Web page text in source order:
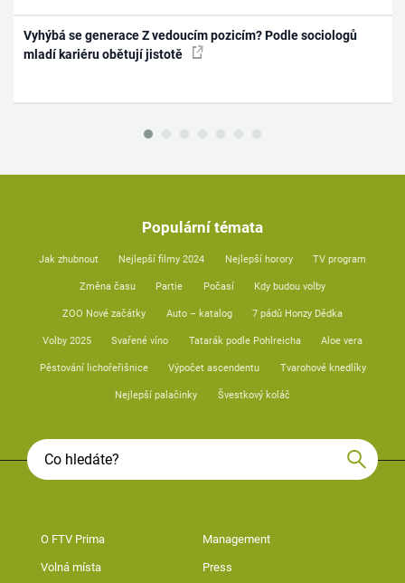
Vyhýbá se generace Z vedoucím pozicím? Podle sociologů
mladí kariéru obětují jistotě
Populární témata
Jak zhubnout Nejlepší filmy 2024 Nejlepší horory TV program
Změna času Partie Počasí Kdy budou volby
ZOO Nové začátky Auto – katalog 7 pádů Honzy Dědka
Volby 2025 Svařené víno Tatarák podle Pohlreicha Aloe vera
Pěstování lichořeřišnice Výpočet ascendentu Tvarohové knedlíky
Nejlepší palačinky Švestkový koláč
O FTV Prima Management
Volná místa Press